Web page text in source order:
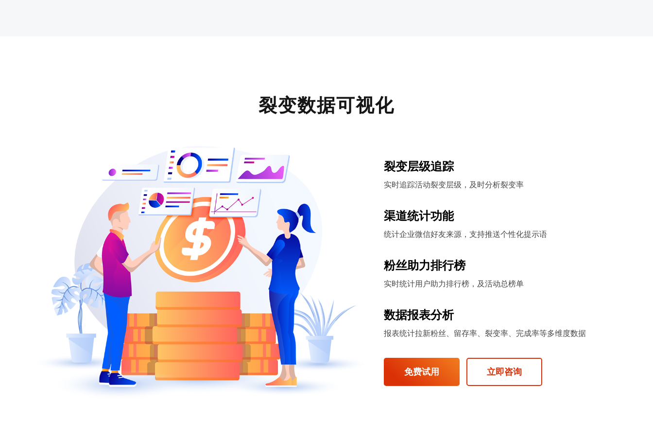
裂变数据可视化
裂变层级追踪
实时追踪活动裂变层级，及时分析裂变率
渠道统计功能
统计企业微信好友来源，支持推送个性化提示语
粉丝助力排行榜
实时统计用户助力排行榜，及活动总榜单
数据报表分析
报表统计拉新粉丝、留存率、裂变率、完成率等多维度数据
免费试用 立即咨询